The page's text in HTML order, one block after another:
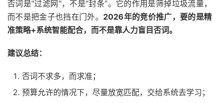
否词是“过滤网”，不是“封条”。它的作用是筛掉垃圾流量，
而不是把金子也挡在门外。 2026年的竞价推广，要的是精
准策略+系统智能配合，而不是靠人力盲目否词。
建议总结：
否词不求多，而求准；
预算允许的情况下，尽量放宽匹配，交给系统去学习；